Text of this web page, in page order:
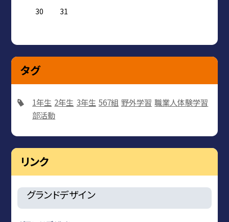
30
31
タグ
1年生 2年生 3年生 567組 野外学習 職業人体験学習
部活動
リンク
グランドデザイン